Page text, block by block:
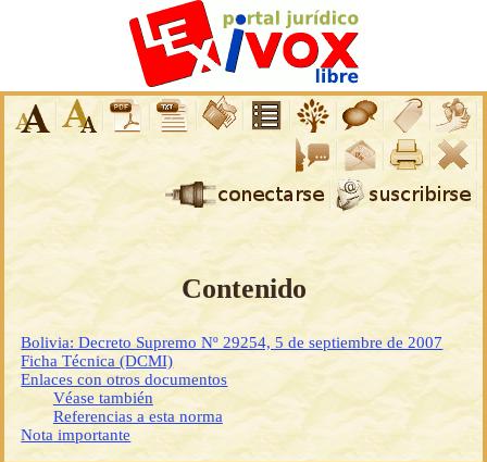
Contenido
Bolivia: Decreto Supremo Nº 29254, 5 de septiembre de 2007
Ficha Técnica (DCMI)
Enlaces con otros documentos
Véase también
Referencias a esta norma
Nota importante